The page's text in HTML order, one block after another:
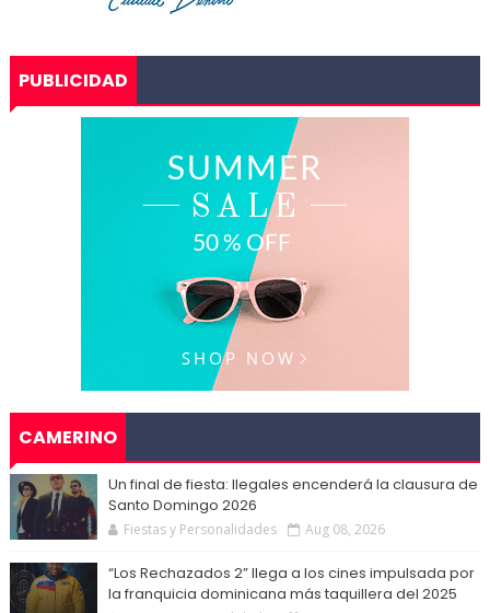
PUBLICIDAD
CAMERINO
Un final de fiesta: Ilegales encenderá la clausura de
Santo Domingo 2026
Fiestas y Personalidades Aug 08, 2026
“Los Rechazados 2” llega a los cines impulsada por
la franquicia dominicana más taquillera del 2025